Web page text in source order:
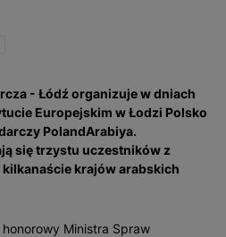
- Łódź organizuje w dniach
Europejskim w Łodzi Polsko
PolandArabiya.
się trzystu uczestników z
krajów arabskich
Ministra Spraw